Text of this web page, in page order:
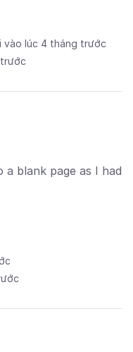
vào lúc 4 tháng trước
blank page as I had